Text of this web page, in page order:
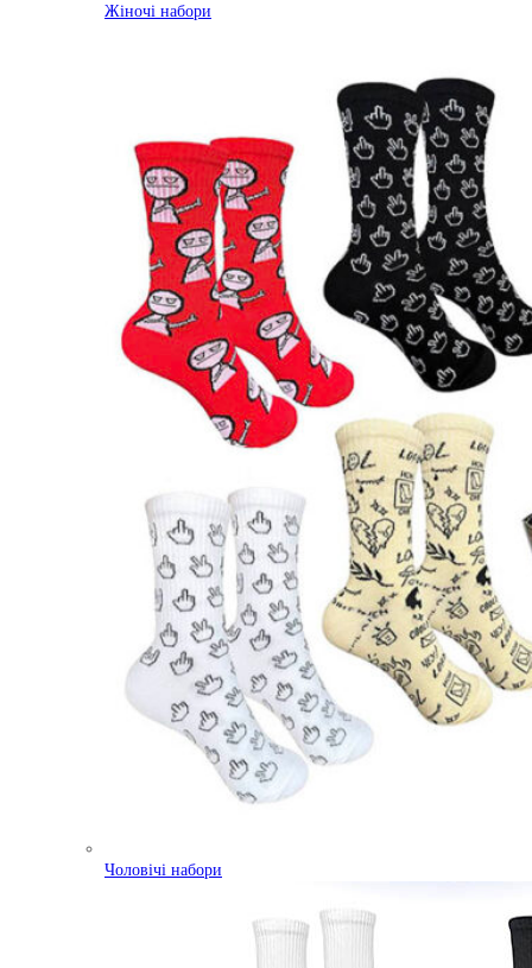
Жіночі набори
Чоловічі набори